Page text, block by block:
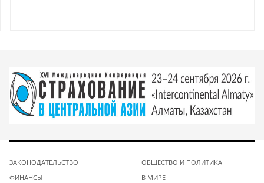
ЗАКОНОДАТЕЛЬСТВО
ФИНАНСЫ
ОБЩЕСТВО И ПОЛИТИКА
В МИРЕ